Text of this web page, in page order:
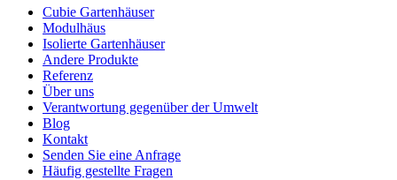
Cubie Gartenhäuser
Modulhäus
Isolierte Gartenhäuser
Andere Produkte
Referenz
Über uns
Verantwortung gegenüber der Umwelt
Blog
Kontakt
Senden Sie eine Anfrage
Häufig gestellte Fragen